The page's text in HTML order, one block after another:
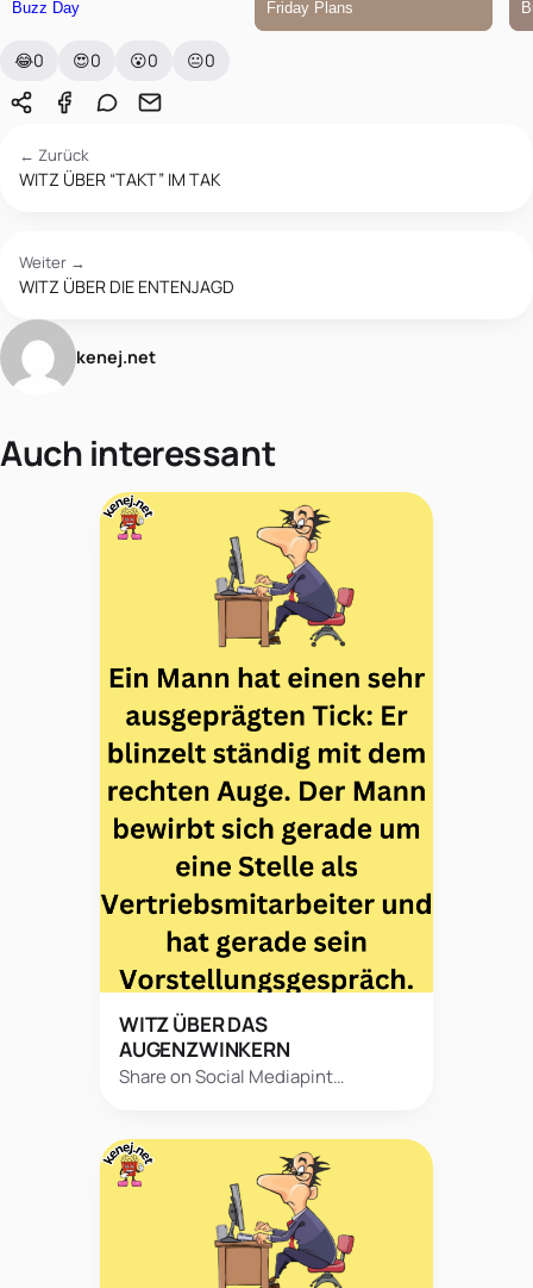
😂0 😍0 😮0 😐0
← Zurück
WITZ ÜBER “TAKT” IM TAK
Weiter →
WITZ ÜBER DIE ENTENJAGD
kenej.net
Auch interessant
WITZ ÜBER DAS
AUGENZWINKERN
Share on Social Mediapint…